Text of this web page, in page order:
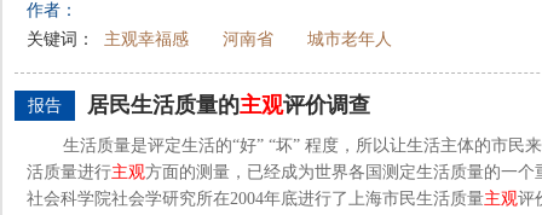
作者：
关键词：
主观幸福感 河南省 城市老年人
报告 居民生活质量的主观评价调查
生活质量是评定生活的“好” “坏” 程度，所以让生活主体的市民
活质量进行主观方面的测量，已经成为世界各国测定生活质量的一
社会科学院社会学研究所在2004年底进行了上海市民生活质量主观评